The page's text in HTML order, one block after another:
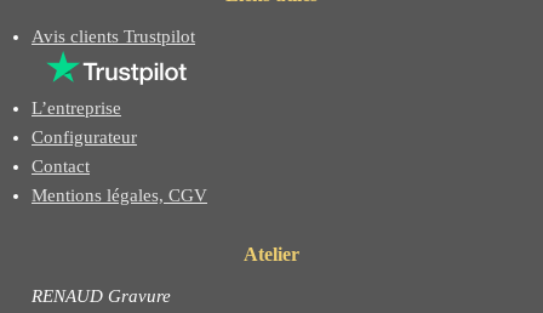
Avis clients Trustpilot
L’entreprise
Configurateur
Contact
Mentions légales, CGV
Atelier
RENAUD Gravure